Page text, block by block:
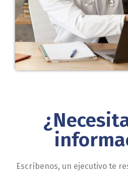
Escríbenos, un ejecutivo te